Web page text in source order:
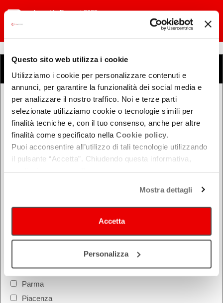
Questo sito web utilizza i cookie
Utilizziamo i cookie per personalizzare contenuti e
annunci, per garantire la funzionalità dei social media e
per analizzare il nostro traffico. Noi e terze parti
selezionate utilizziamo cookie o tecnologie simili per
finalità tecniche e, con il tuo consenso, anche per altre
finalità come specificato nella Cookie policy.
Puoi acconsentire all’utilizzo di tali tecnologie utilizzando
il pulsante “Accetta”. Chiudendo questa informativa,
Mostra dettagli
Accetta
Personalizza
Accadde Domani 2025
COSA
QUANDO
Oggi
Da oggi in poi
Nel week-end
DOVE
Ferrara
Modena
Parma
Piacenza